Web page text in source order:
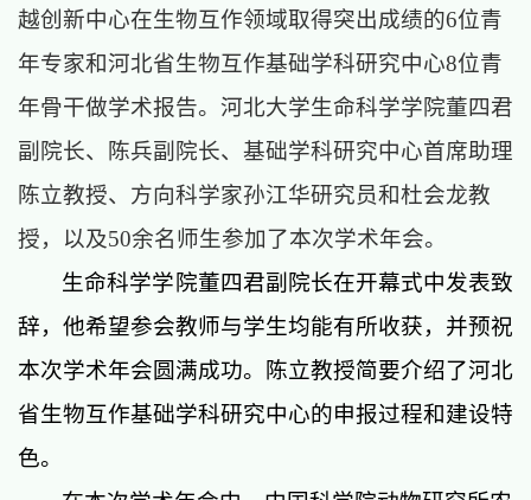
越创新中心在生物互作领域取得突出成绩的6位青
年专家和河北省生物互作基础学科研究中心8位青
年骨干做学术报告。河北大学生命科学学院董四君
副院长、陈兵副院长、基础学科研究中心首席助理
陈立教授、方向科学家孙江华研究员和杜会龙教
授，以及50余名师生参加了本次学术年会。
生命科学学院董四君副院长在开幕式中发表致
辞，他希望参会教师与学生均能有所收获，并预祝
本次学术年会圆满成功。陈立教授简要介绍了河北
省生物互作基础学科研究中心的申报过程和建设特
色。